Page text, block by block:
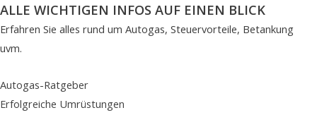
ALLE WICHTIGEN INFOS AUF EINEN BLICK
Erfahren Sie alles rund um Autogas, Steuervorteile, Betankung
uvm.
Autogas-Ratgeber
Erfolgreiche Umrüstungen